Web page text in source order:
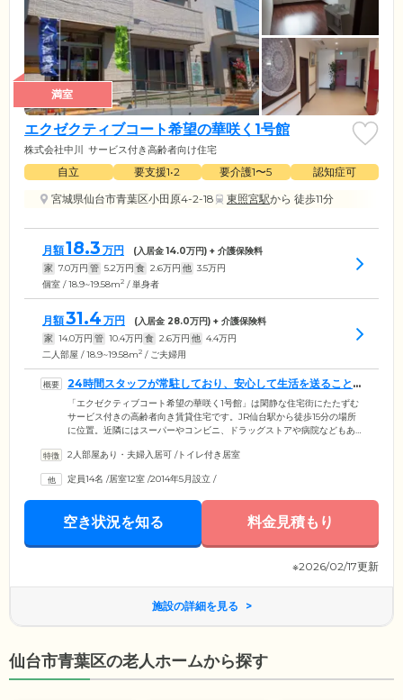
満室
エクゼクティブコート希望の華咲く1号館
株式会社中川 サービス付き高齢者向け住宅
自立 要支援1•2 要介護1〜5
認知症可
宮城県仙台市青葉区小田原4-2-18
東照宮駅から 徒歩11分
月額18.3 万円 (入居金14.0万円) + 介護保険料
家 7.0万円 管 5.2万円 食 2.6万円 他 3.5万円
個室 / 18.9~19.58m2 / 単身者
月額31.4 万円 (入居金 28.0万円) + 介護保険料
家 14.0万円 管 10.4万円 食 2.6万円 他 4.4万円
二人部屋 / 18.9~19.58m2 / ご夫婦用
24時間スタッフが常駐しており、安心して生活を送ること
ができます
「エクゼクティブコート希望の華咲く1号館」は閑静な住宅街にたたずむ
サービス付きの高齢者向き賃貸住宅です。JR仙台駅から徒歩15分の場所
に位置。近隣にはスーパーやコンビニ、ドラッグストアや病院などもあ
併設されており、リハビリテーションや入浴、お食事や学習療法でご利
間や緊急時も迅速に対応いたしますので、ご安心ください。ご自宅にい
るようなくつろぎと、サポートがある安心を、同時に実感していただけ
2人部屋あり・夫婦入居可 /トイレ付き居室
定員14名 /居室12室 /2014年5月設立 /
空き状況を知る 料金見積もり
※2026/02/17更新
施設の詳細を見る
仙台市青葉区の老人ホームから探す